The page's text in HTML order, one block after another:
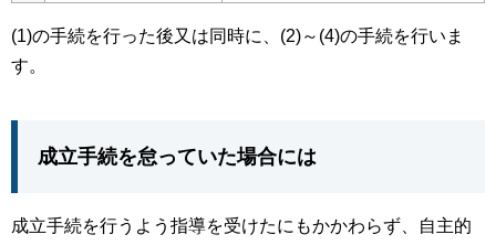
(1)の手続を行った後又は同時に、(2)～(4)の手続を行いま
す。
成立手続を怠っていた場合には
成立手続を行うよう指導を受けたにもかかわらず、自主的